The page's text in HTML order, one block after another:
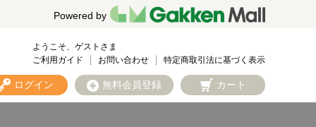
Powered by
ようこそ、ゲストさま
ご利用ガイド
お問い合わせ 特定商取引法に基づく表示
ログイン 無料会員登録 カート